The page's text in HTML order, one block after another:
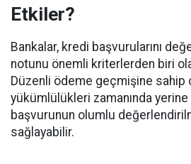
Etkiler?
Bankalar, kredi başvurularını
notunu önemli kriterlerden biri
Düzenli ödeme geçmişine sahip
yükümlülükleri zamanında
başvurunun olumlu
sağlayabilir.